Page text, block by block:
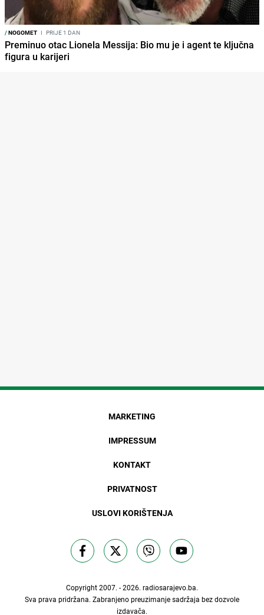
/NOGOMET I PRIJE 1 DAN
Preminuo otac Lionela Messija: Bio mu je i agent te ključna
figura u karijeri
MARKETING
IMPRESSUM
KONTAKT
PRIVATNOST
USLOVI KORIŠTENJA
Copyright 2007. - 2026. radiosarajevo.ba.
Sva prava pridržana. Zabranjeno preuzimanje sadržaja bez dozvole
izdavača.